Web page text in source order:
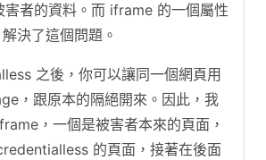
害者的資料。而 iframe 的一個屬性
決了這個問題。
之後，你可以讓同一個網頁用
，跟原本的隔絕開來。因此，我
，一個是被害者本來的頁面，
的頁面，接著在後面